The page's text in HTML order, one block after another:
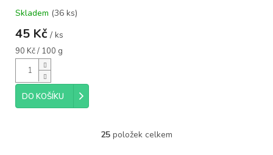
Skladem (36 ks)
45 Kč / ks
Měrná
cena:
90 Kč / 100 g
DO KOŠÍKU
O
25 položek celkem